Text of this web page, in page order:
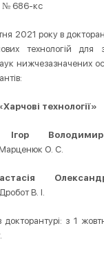
№ 686-кс
2021 року в
технологій для
нижчезазначених
технології»
Ігор
Марценюк О. С.
В. І.
докторантурі: з 1